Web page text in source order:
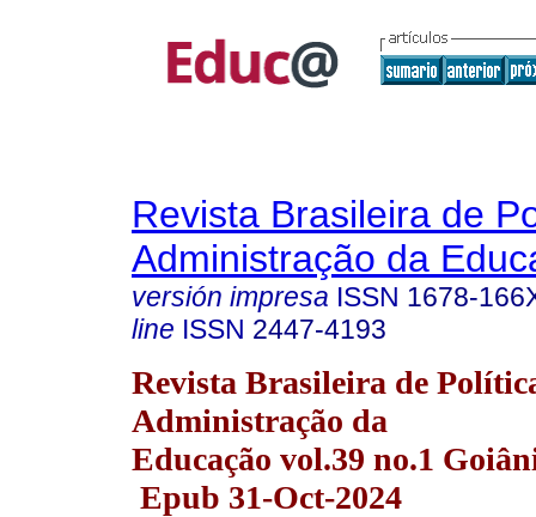
Revista Brasileira de
Administração da
versión impresa ISSN 1678-
line ISSN 2447-4193
Revista Brasileira de
Administração da
Educação vol.39 no.1
Epub 31-Oct-2024